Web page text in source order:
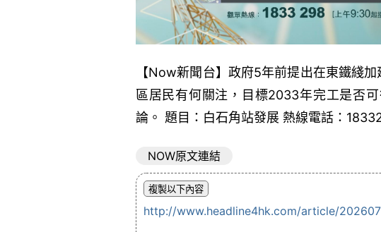
【Now新聞台】政府5年前提出在東鐵綫
區居民有何關注，目標2033年完工是否
論。 題目：白石角站發展 熱線電話：
NOW原文連結
http://www.headline4hk.com/article/